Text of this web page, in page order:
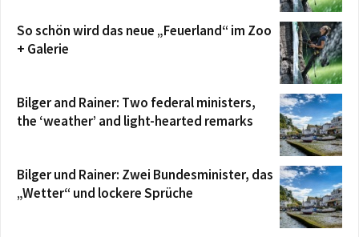
So schön wird das neue „Feuerland“ im Zoo
+ Galerie
Bilger and Rainer: Two federal ministers,
the ‘weather’ and light-hearted remarks
Bilger und Rainer: Zwei Bundesminister, das
„Wetter“ und lockere Sprüche